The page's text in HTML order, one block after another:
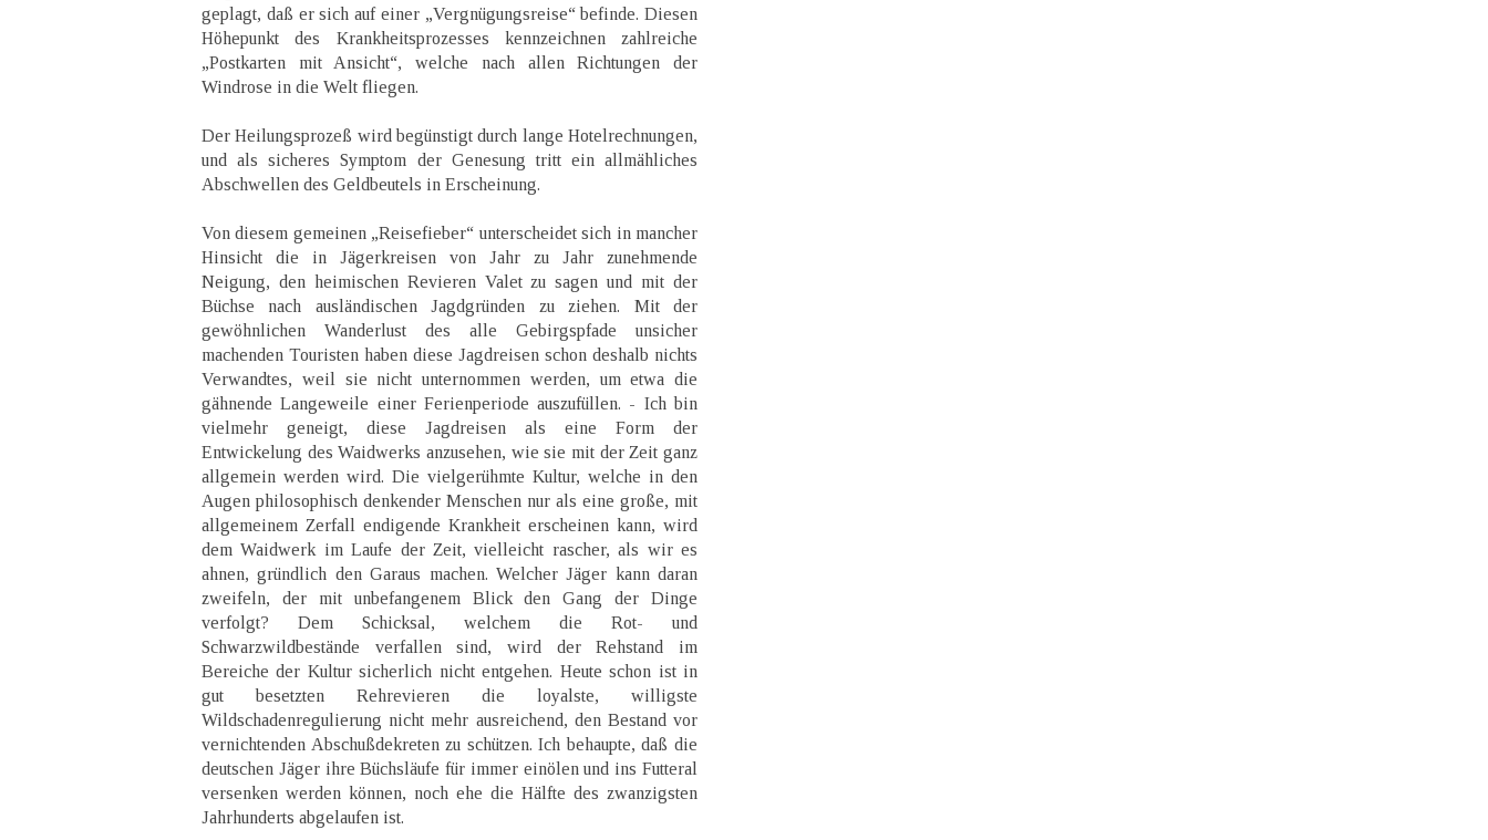
geplagt, daß er sich auf einer „Vergnügungsreise“ befinde. Diesen
Höhepunkt des Krankheitsprozesses kennzeichnen zahlreiche
„Postkarten mit Ansicht“, welche nach allen Richtungen der
Windrose in die Welt fliegen.
Der Heilungsprozeß wird begünstigt durch lange Hotelrechnungen,
und als sicheres Symptom der Genesung tritt ein allmähliches
Abschwellen des Geldbeutels in Erscheinung.
Von diesem gemeinen „Reisefieber“ unterscheidet sich in mancher
Hinsicht die in Jägerkreisen von Jahr zu Jahr zunehmende
Neigung, den heimischen Revieren Valet zu sagen und mit der
Büchse nach ausländischen Jagdgründen zu ziehen. Mit der
gewöhnlichen Wanderlust des alle Gebirgspfade unsicher
machenden Touristen haben diese Jagdreisen schon deshalb nichts
Verwandtes, weil sie nicht unternommen werden, um etwa die
gähnende Langeweile einer Ferienperiode auszufüllen. - Ich bin
vielmehr geneigt, diese Jagdreisen als eine Form der
Entwickelung des Waidwerks anzusehen, wie sie mit der Zeit ganz
allgemein werden wird. Die vielgerühmte Kultur, welche in den
Augen philosophisch denkender Menschen nur als eine große, mit
allgemeinem Zerfall endigende Krankheit erscheinen kann, wird
dem Waidwerk im Laufe der Zeit, vielleicht rascher, als wir es
ahnen, gründlich den Garaus machen. Welcher Jäger kann daran
zweifeln, der mit unbefangenem Blick den Gang der Dinge
verfolgt? Dem Schicksal, welchem die Rot- und
Schwarzwildbestände verfallen sind, wird der Rehstand im
Bereiche der Kultur sicherlich nicht entgehen. Heute schon ist in
gut besetzten Rehrevieren die loyalste, willigste
Wildschadenregulierung nicht mehr ausreichend, den Bestand vor
vernichtenden Abschußdekreten zu schützen. Ich behaupte, daß die
deutschen Jäger ihre Büchsläufe für immer einölen und ins Futteral
versenken werden können, noch ehe die Hälfte des zwanzigsten
Jahrhunderts abgelaufen ist.